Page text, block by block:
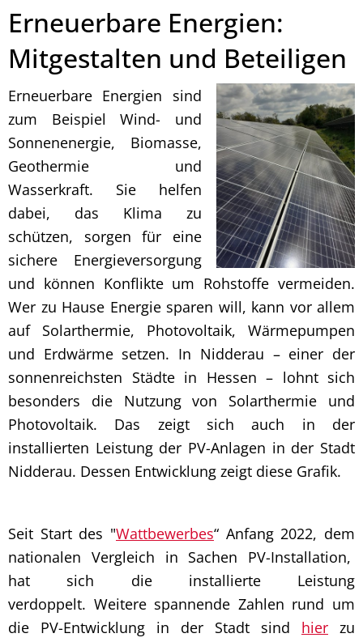
Erneuerbare Energien:
Mitgestalten und Beteiligen
Erneuerbare Energien sind
zum Beispiel Wind- und
Sonnenenergie, Biomasse,
Geothermie und
Wasserkraft. Sie helfen
dabei, das Klima zu
schützen, sorgen für eine
sichere Energieversorgung
und können Konflikte um Rohstoffe vermeiden.
Wer zu Hause Energie sparen will, kann vor allem
auf Solarthermie, Photovoltaik, Wärmepumpen
und Erdwärme setzen. In Nidderau – einer der
sonnenreichsten Städte in Hessen – lohnt sich
besonders die Nutzung von Solarthermie und
Photovoltaik. Das zeigt sich auch in der
installierten Leistung der PV-Anlagen in der Stadt
Nidderau. Dessen Entwicklung zeigt diese Grafik.
Seit Start des "Wattbewerbes“ Anfang 2022, dem
nationalen Vergleich in Sachen PV-Installation,
hat sich die installierte Leistung
verdoppelt. Weitere spannende Zahlen rund um
die PV-Entwicklung in der Stadt sind hier zu